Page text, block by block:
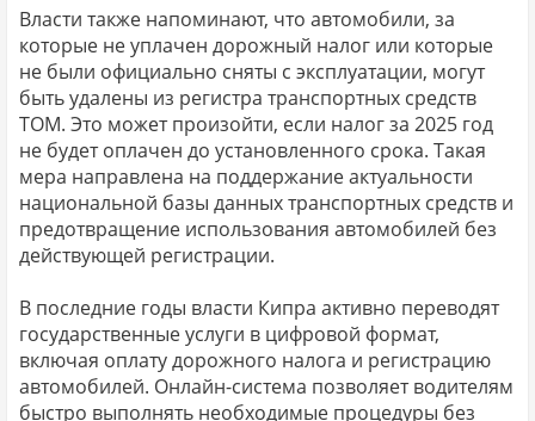
Власти также напоминают, что автомобили, за
которые не уплачен дорожный налог или которые
не были официально сняты с эксплуатации, могут
быть удалены из регистра транспортных средств
TOM. Это может произойти, если налог за 2025 год
не будет оплачен до установленного срока. Такая
мера направлена на поддержание актуальности
национальной базы данных транспортных средств и
предотвращение использования автомобилей без
действующей регистрации.
В последние годы власти Кипра активно переводят
государственные услуги в цифровой формат,
включая оплату дорожного налога и регистрацию
автомобилей. Онлайн-система позволяет водителям
быстро выполнять необходимые процедуры без